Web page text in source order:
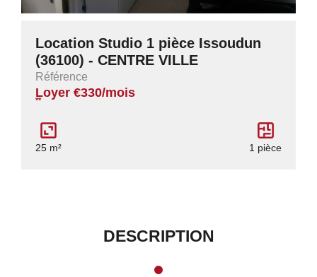
Location Studio 1 pièce Issoudun
(36100) - CENTRE VILLE
Référence
Loyer €330/mois
**
25 m² 1 pièce
DESCRIPTION